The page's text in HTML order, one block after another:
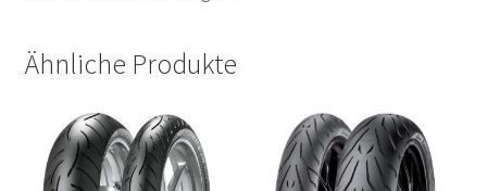
Ähnliche Produkte